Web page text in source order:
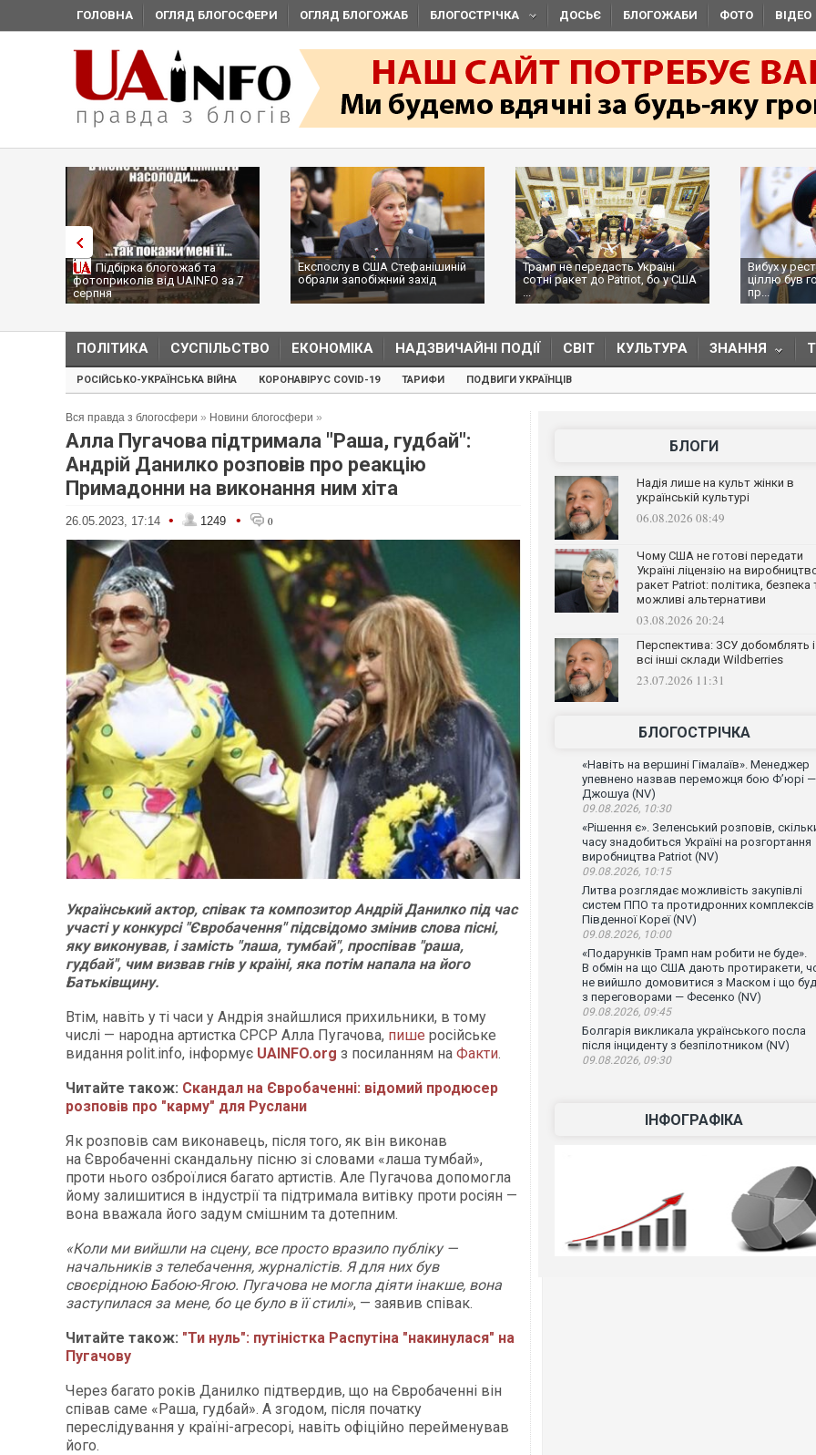
ГОЛОВНА ОГЛЯД БЛОГОСФЕРИ ОГЛЯД БЛОГОЖАБ БЛОГОСТРІЧКА ДОСЬЄ БЛОГОЖАБИ ФОТО ВІДЕО
Підбірка блогожаб та
фотоприколів від UAINFO за 7
серпня
Експослу в США Стефанішиній
обрали запобіжний захід
Трамп не передасть Україні
сотні ракет до Patriot, бо у США
...
Вибух у
ціллю був
пр...
ПОЛІТИКА СУСПІЛЬСТВО ЕКОНОМІКА НАДЗВИЧАЙНІ ПОДІЇ СВІТ КУЛЬТУРА ЗНАННЯ
РОСІЙСЬКО-УКРАЇНСЬКА ВІЙНА КОРОНАВІРУС COVID-19 ТАРИФИ ПОДВИГИ УКРАЇНЦІВ
Вся правда з блогосфери » Новини блогосфери »
Алла Пугачова підтримала "Раша, гудбай":
Андрій Данилко розповів про реакцію
Примадонни на виконання ним хіта
26.05.2023, 17:14 • 1249 • 0
Український актор, співак та композитор Андрій Данилко під час
участі у конкурсі "Євробачення" підсвідомо змінив слова пісні,
яку виконував, і замість "лаша, тумбай", проспівав "раша,
гудбай", чим визвав гнів у країні, яка потім напала на його
Батьківщину.
Втім, навіть у ті часи у Андрія знайшлися прихильники, в тому
числі — народна артистка СРСР Алла Пугачова, пише російське
видання polit.info, інформує UAINFO.org з посиланням на Факти.
Читайте також: Скандал на Євробаченні: відомий продюсер
розповів про "карму" для Руслани
Як розповів сам виконавець, після того, як він виконав
на Євробаченні скандальну пісню зі словами «лаша тумбай»,
проти нього озброїлися багато артистів. Але Пугачова допомогла
йому залишитися в індустрії та підтримала витівку проти росіян —
вона вважала його задум смішним та дотепним.
«Коли ми вийшли на сцену, все просто вразило публіку —
начальників з телебачення, журналістів. Я для них був
своєрідною Бабою-Ягою. Пугачова не могла діяти інакше, вона
заступилася за мене, бо це було в її стилі», — заявив співак.
Читайте також: "Ти нуль": путіністка Распутіна "накинулася" на
Пугачову
Через багато років Данилко підтвердив, що на Євробаченні він
співав саме «Раша, гудбай». А згодом, після початку
переслідування у країні-агресорі, навіть офіційно перейменував
його.
БЛОГИ
Надія лише на культ жінки в
українській культурі
06.08.2026 08:49
Чому США не готові передати
Україні ліцензію на
ракет Patriot: політика, безпека
можливі альтернативи
03.08.2026 20:24
Перспектива: ЗСУ добомблять і
всі інші склади Wildberries
23.07.2026 11:31
БЛОГОСТРІЧКА
«Навіть на вершині Гімалаїв». Менеджер
упевнено назвав переможця бою Ф’юрі —
Джошуа (NV)
09.08.2026, 10:30
«Рішення є». Зеленський розповів,
часу знадобиться Україні на розгортання
виробництва Patriot (NV)
09.08.2026, 10:15
Литва розглядає можливість закупівлі
систем ППО та протидронних комплексів
Південної Кореї (NV)
09.08.2026, 10:00
«Подарунків Трамп нам робити не буде».
В обмін на що США дають протиракети,
не вийшло домовитися з Маском і що
з переговорами — Фесенко (NV)
09.08.2026, 09:45
Болгарія викликала українського посла
після інциденту з безпілотником (NV)
09.08.2026, 09:30
ІНФОГРАФІКА